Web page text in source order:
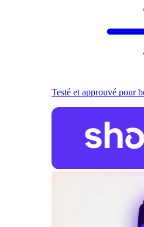
Testé et approuvé pour